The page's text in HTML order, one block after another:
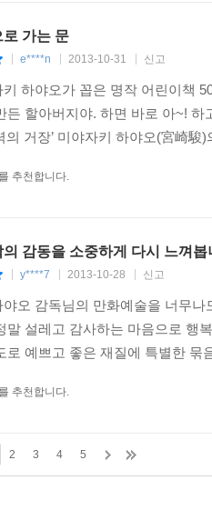
리며 ‘쇼와 모던보이’로 살아갔
오는 생명의 근원을 질문하는 ‘
고맙다.
에 그리고 저는 일흔 살에, 같은
것입니다. 수레바퀴는 돌고 있
니다. 앞으로 참담한 일이 속속
려 하지 않습니다. 그것이 현실이
는 지난 7월 일본 참의원 선거를
에 대해서도 "분명히 사죄하고
미야자키 하야오는 이례적으로
‘바람이 분다’가 무얼 말하는지,
로 가는 문
e****n 2013-10-31 신고
키 하야오가 꼽은 명작 어린이책
든 할아버지야. 하면 바로 아~!
의 거장’ 미야자키 하야오(宮崎
추천합니다.
의 감동을 소중하게 다시 느껴봅
y****7 2013-10-28 신고
야오 감독님의 만화예술을 너무
말 설레고 감사하는 마음으로 행
로 예쁘고 좋은 재질에 특별한
추천합니다.
2 3 4 5